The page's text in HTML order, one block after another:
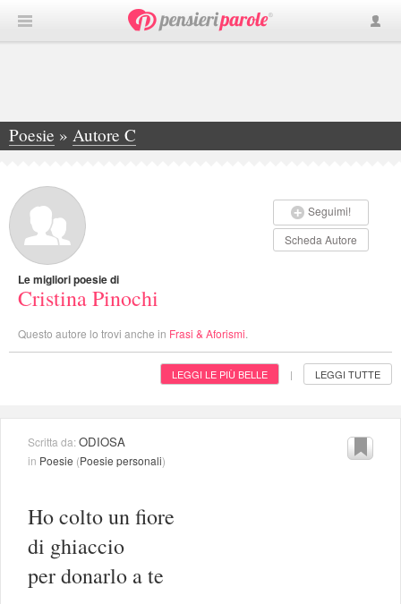
Poesie » Autore C
»Cristina Pinochi
Seguimi!
Scheda Autore
Le migliori poesie di
Cristina Pinochi
Questo autore lo trovi anche in Frasi & Aforismi
LEGGI LE PIÙ BELLE | LEGGI TUTTE
Scritta da:ODIOSA
in Poesie (Poesie personali)
Ho colto un fiore
di ghiaccio
per donarlo a te